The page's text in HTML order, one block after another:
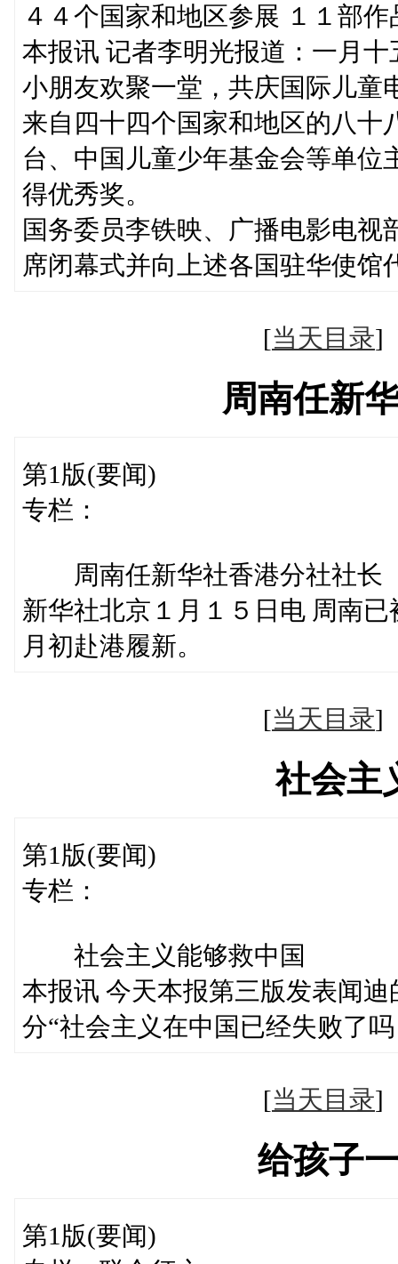
４４个国家和地区参展 １１部作
本报讯 记者李明光报道：一月
小朋友欢聚一堂，共庆国际儿童
来自四十四个国家和地区的八十
台、中国儿童少年基金会等单位
得优秀奖。
国务委员李铁映、广播电影电
席闭幕式并向上述各国驻华使馆
[当天目录
周南任新
第1版(要闻)
专栏：
周南任新华社香港分社社长
新华社北京１月１５日电 周南
月初赴港履新。
[当天目录
社会主
第1版(要闻)
专栏：
社会主义能够救中国
本报讯 今天本报第三版发表闻
分“社会主义在中国已经失败了吗
[当天目录
给孩子
第1版(要闻)